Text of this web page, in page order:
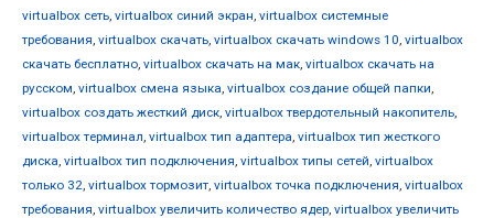
virtualbox сеть, virtualbox синий экран, virtualbox системные
требования, virtualbox скачать, virtualbox скачать windows 10, virtualbox
скачать бесплатно, virtualbox скачать на мак, virtualbox скачать на
русском, virtualbox смена языка, virtualbox создание общей папки,
virtualbox создать жесткий диск, virtualbox твердотельный накопитель,
virtualbox терминал, virtualbox тип адаптера, virtualbox тип жесткого
диска, virtualbox тип подключения, virtualbox типы сетей, virtualbox
только 32, virtualbox тормозит, virtualbox точка подключения, virtualbox
требования, virtualbox увеличить количество ядер, virtualbox увеличить